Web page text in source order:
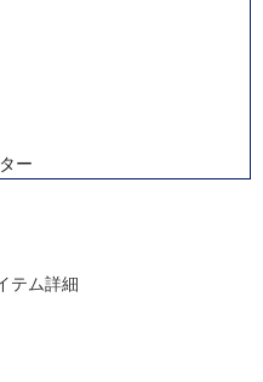
ー
ィテュート
告書
テム詳細